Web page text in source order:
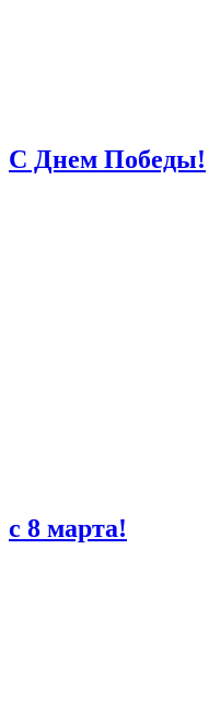
С Днем Победы!
с 8 марта!